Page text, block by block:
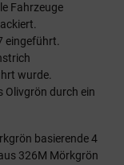
Fahrzeuge
eingeführt.
wurde.
Olivgrön durch ein
basierende 4
326M Mörkgrön